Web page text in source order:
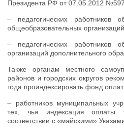
Президента РФ от 07.05.2012
– педагогических работников
общеобразовательных
– педагогических работников
организаций дополнительного
Также органам местного
районов и городских округов
года проиндексировать фонд
– работников муниципальных
тех, чья индексация оплаты
соответствии с «майскими»